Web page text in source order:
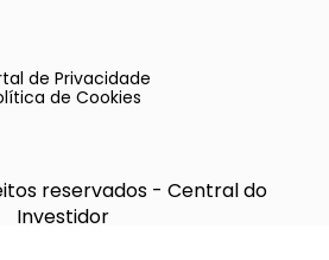
de Privacidade
de Cookies
reservados - Central do
Investidor